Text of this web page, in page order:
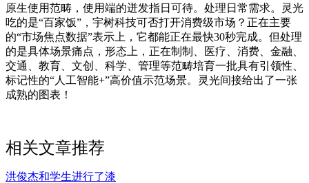
原生使用范畴，使用端的迸发指日可待。处理日常需求。灵光
吃的是“百家饭”，宇树科技可否打开消费级市场？正在主要
的“市场焦点数据”表示上，它都能正在最快30秒完成。但处理
的是具体场景痛点，形态上，正在制制、医疗、消费、金融、
交通、教育、文创、科学、管理等范畴培育一批具有引领性、
标记性的“人工智能+”高价值示范场景。灵光间接给出了一张
成熟的图表！
相关文章推荐
洪俊杰和学生进行了漆